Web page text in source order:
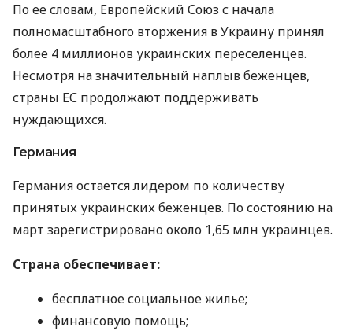
По ее словам, Европейский Союз с начала
полномасштабного вторжения в Украину принял
более 4 миллионов украинских переселенцев.
Несмотря на значительный наплыв беженцев,
страны ЕС продолжают поддерживать
нуждающихся.
Германия
Германия остается лидером по количеству
принятых украинских беженцев. По состоянию на
март зарегистрировано около 1,65 млн украинцев.
Страна обеспечивает:
бесплатное социальное жилье;
финансовую помощь;